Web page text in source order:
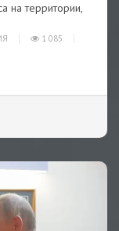
на территории,
1 085